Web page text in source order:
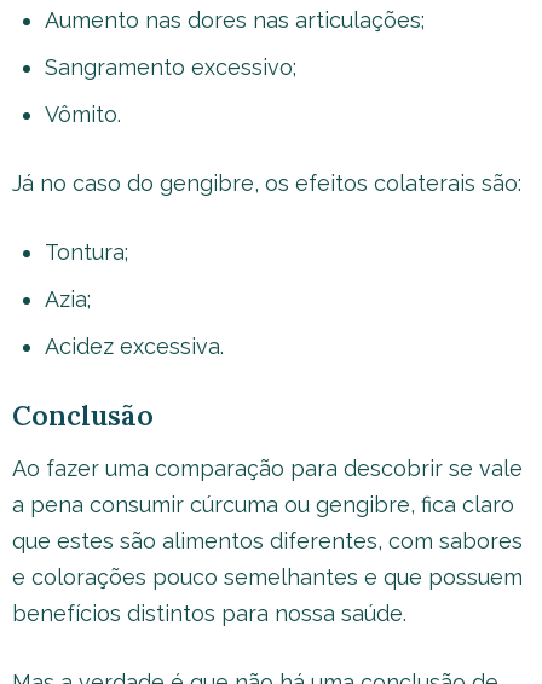
Aumento nas dores nas articulações;
Sangramento excessivo;
Vômito.
Já no caso do gengibre, os efeitos colaterais são:
Tontura;
Azia;
Acidez excessiva.
Conclusão
Ao fazer uma comparação para descobrir se vale
a pena consumir cúrcuma ou gengibre, fica claro
que estes são alimentos diferentes, com sabores
e colorações pouco semelhantes e que possuem
benefícios distintos para nossa saúde.